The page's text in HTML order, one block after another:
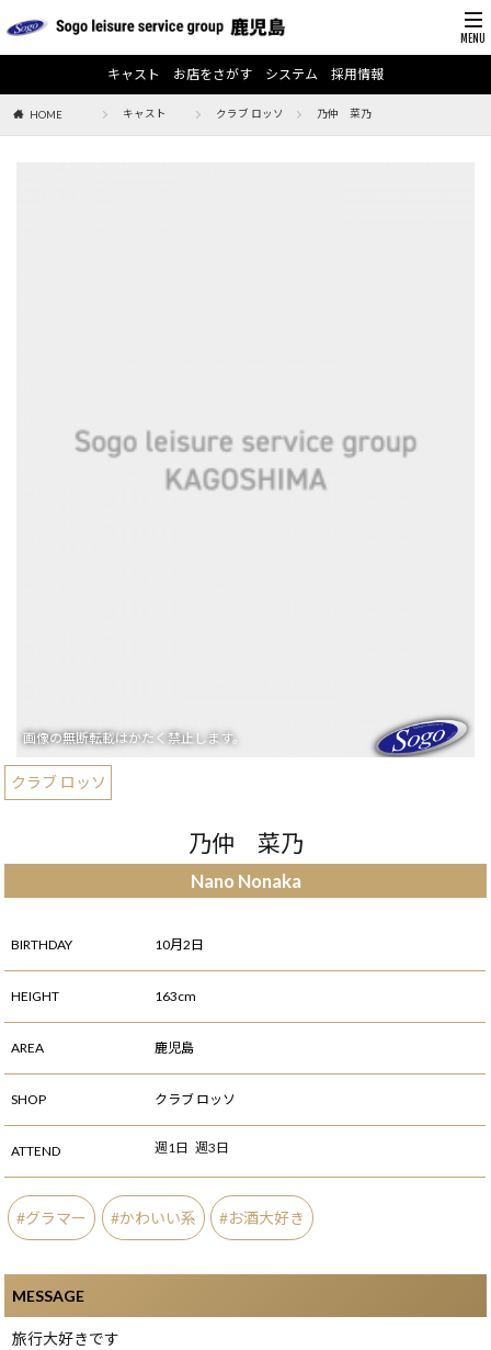
キャスト お店をさがす システム 採用情報
HOME キャスト クラブ ロッソ 乃仲 菜乃
クラブ ロッソ
乃仲 菜乃
Nano Nonaka
BIRTHDAY 10月2日
HEIGHT 163cm
AREA 鹿児島
SHOP クラブ ロッソ
ATTEND 週1日 週3日
グラマー かわいい系 お酒大好き
MESSAGE
旅行大好きです